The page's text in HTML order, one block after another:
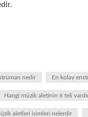
nedir En kolay
Hangi müzik aletinin 6 teli
aletleri isimleri nelerdir